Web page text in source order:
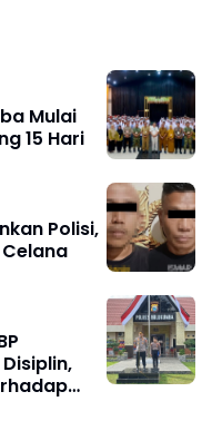
Mulai
15 Hari
Polisi,